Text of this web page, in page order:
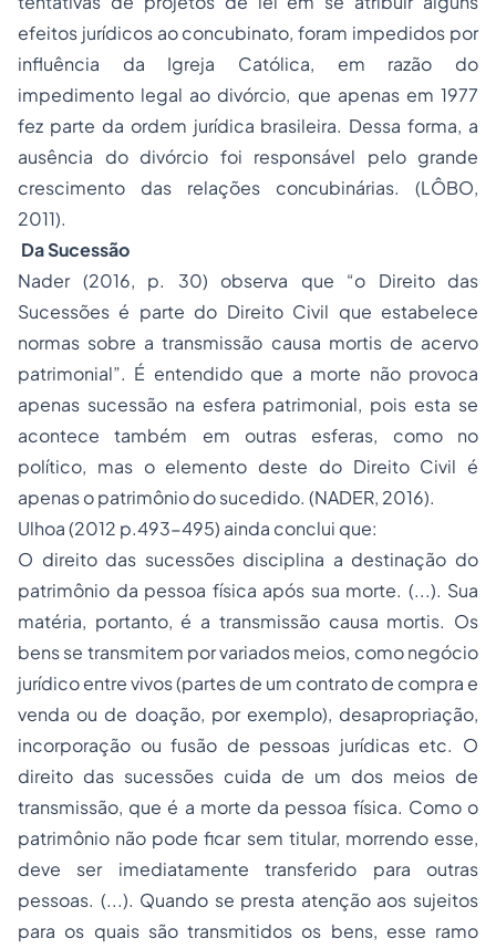
efeitos jurídicos ao concubinato, foram impedidos por
influência da Igreja Católica, em razão do
impedimento legal ao divórcio, que apenas em 1977
fez parte da ordem jurídica brasileira. Dessa forma, a
ausência do divórcio foi responsável pelo grande
crescimento das relações concubinárias. (LÔBO,
2011).
Da Sucessão
Nader (2016, p. 30) observa que “o Direito das
Sucessões é parte do Direito Civil que estabelece
normas sobre a transmissão causa mortis de acervo
patrimonial”. É entendido que a morte não provoca
apenas sucessão na esfera patrimonial, pois esta se
acontece também em outras esferas, como no
político, mas o elemento deste do Direito Civil é
apenas o patrimônio do sucedido. (NADER, 2016).
Ulhoa (2012 p.493-495) ainda conclui que:
O direito das sucessões disciplina a destinação do
patrimônio da pessoa física após sua morte. (...). Sua
matéria, portanto, é a transmissão causa mortis. Os
bens se transmitem por variados meios, como negócio
jurídico entre vivos (partes de um contrato de compra e
venda ou de doação, por exemplo), desapropriação,
incorporação ou fusão de pessoas jurídicas etc. O
direito das sucessões cuida de um dos meios de
transmissão, que é a morte da pessoa física. Como o
patrimônio não pode ficar sem titular, morrendo esse,
deve ser imediatamente transferido para outras
pessoas. (...). Quando se presta atenção aos sujeitos
para os quais são transmitidos os bens, esse ramo